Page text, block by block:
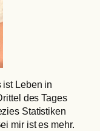
ist Leben in
des Tages
Statistiken
mir ist es mehr.